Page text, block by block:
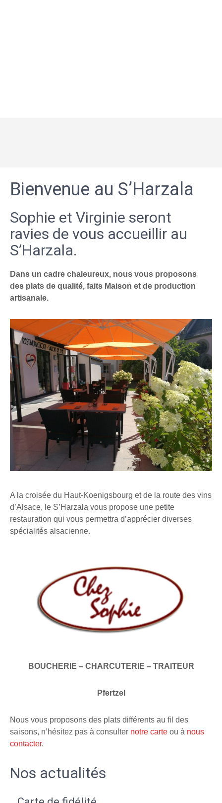
Bienvenue au S’Harzala
Sophie et Virginie seront
ravies de vous accueillir au
S’Harzala.
Dans un cadre chaleureux, nous vous proposons
des plats de qualité, faits Maison et de production
artisanale.
A la croisée du Haut-Koenigsbourg et de la route des vins
d’Alsace, le S’Harzala vous propose une petite
restauration qui vous permettra d’apprécier diverses
spécialités alsacienne.
BOUCHERIE – CHARCUTERIE – TRAITEUR
Pfertzel
Nous vous proposons des plats différents au fil des
saisons, n’hésitez pas à consulter notre carte ou à nous
contacter.
Nos actualités